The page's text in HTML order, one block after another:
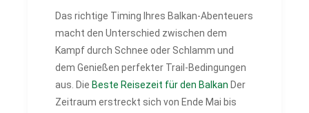
Das richtige Timing Ihres Balkan-Abenteuers
macht den Unterschied zwischen dem
Kampf durch Schnee oder Schlamm und
dem Genießen perfekter Trail-Bedingungen
aus. Die Beste Reisezeit für den Balkan Der
Zeitraum erstreckt sich von Ende Mai bis